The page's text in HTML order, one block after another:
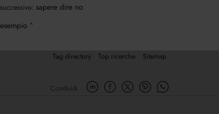
successivo: sapere dire no
esempio
Tag directory Top ricerche Sitemap
Condividi